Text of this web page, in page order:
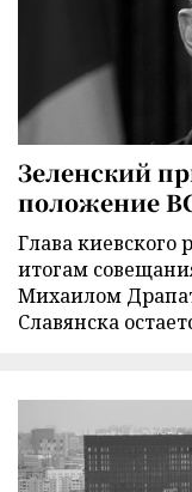
Зеленский
положение
Глава
итогам
Михаилом
Славянска